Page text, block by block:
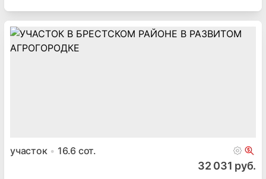
участок 16.6 сот.
32 031 руб.